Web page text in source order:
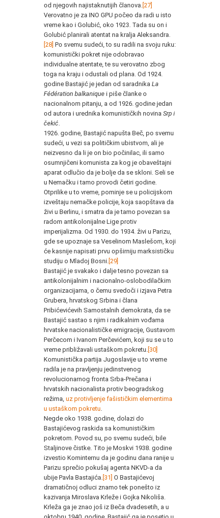
od njegovih najistaknutijih članova. [27]
Verovatno je za INO GPU počeo da radi u isto
vreme kao i Golubić, oko 1923. Tada su on i
Golubić planirali atentat na kralja Aleksandra.
[28] Po svemu sudeći, to su radili na svoju ruku:
komunistički pokret nije odobravao
individualne atentate, te su verovatno zbog
toga na kraju i odustali od plana. Od 1924.
godine Bastajić je jedan od saradnika La
Fédération balkanique i piše članke o
nacionalnom pitanju, a od 1926. godine jedan
od autora i urednika komunističkih novina Srp i
čekić.
1926. godine, Bastajić napušta Beč, po svemu
sudeći, u vezi sa političkim ubistvom, ali je
neizvesno da li je on bio počinilac, ili samo
osumnjičeni komunista za kog je obaveštajni
aparat odlučio da je bolje da se skloni. Seli se
u Nemačku i tamo provodi četiri godine.
Otprilike u to vreme, pominje se u policijskom
izveštaju nemačke policije, koja saopštava da
živi u Berlinu, i smatra da je tamo povezan sa
radom antikolonijalne Lige protiv
imperijalizma. Od 1930. do 1934. živi u Parizu,
gde se upoznaje sa Veselinom Maslešom, koji
će kasnije napisati prvu opširniju marksističku
studiju o Mladoj Bosni. [29]
Bastajić je svakako i dalje tesno povezan sa
antikolonijalnim i nacionalno-oslobodilačkim
organizacijama, o čemu svedoči i izjava Petra
Grubera, hrvatskog Srbina i člana
Pribićevićevih Samostalnih demokrata, da se
Bastajić sastao s njim i radikalnim vođama
hrvatske nacionalističke emigracije, Gustavom
Perčecom i Ivanom Perčevićem, koji su se u to
vreme približavali ustaškom pokretu. [30]
Komunistička partija Jugoslavije u to vreme
radila je na pravljenju jedinstvenog
revolucionarnog fronta Srba-Prečana i
hrvatskih nacionalista protiv beogradskog
režima, uz protivljenje fašističkim elementima
u ustaškom pokretu.
Negde oko 1938. godine, dolazi do
Bastajićevog raskida sa komunističkim
pokretom. Povod su, po svemu sudeći, bile
Staljinove čistke. Tito je Moskvi 1938. godine
izvestio Kominternu da je godinu dana ranije u
Parizu sprečio pokušaj agenta NKVD-a da
ubije Pavla Bastajića. [31] O Bastajićevoj
dramatičnoj odluci znamo tek ponešto iz
kazivanja Miroslava Krleže i Gojka Nikoliša.
Krleža ga je znao još iz Beča dvadesetih, a u